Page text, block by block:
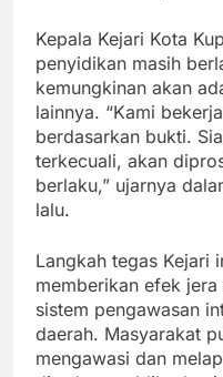
Kepala Kejari Kota
penyidikan masih
kemungkinan akan
lainnya. “Kami
berdasarkan bukti.
terkecuali, akan
berlaku,” ujarnya
lalu.
Langkah tegas Kejari
memberikan efek
sistem pengawasan
daerah. Masyarakat
mengawasi dan